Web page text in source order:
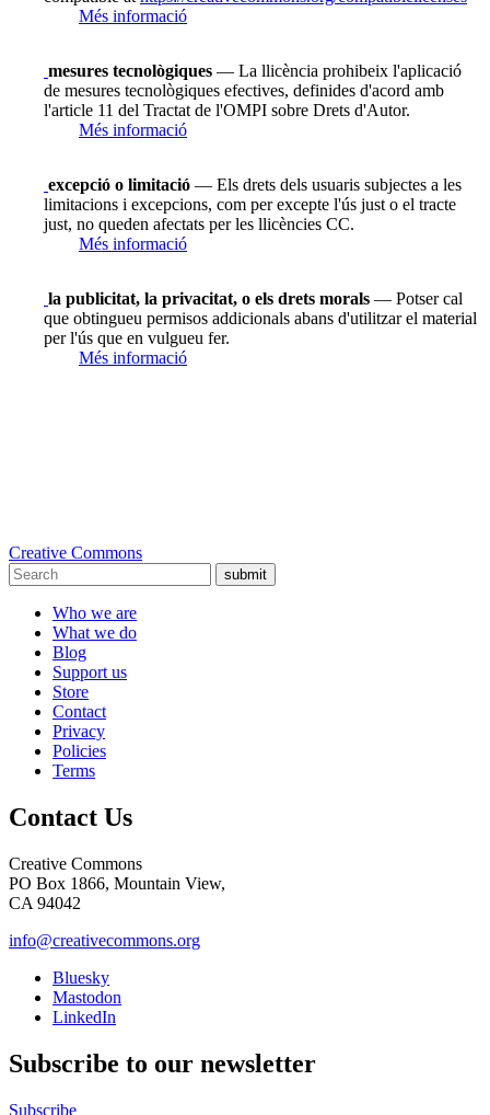
Més informació
mesures tecnològiques — La llicència prohibeix l'aplicació
de mesures tecnològiques efectives, definides d'acord amb
l'article 11 del Tractat de l'OMPI sobre Drets d'Autor.
Més informació
excepció o limitació — Els drets dels usuaris subjectes a les
limitacions i excepcions, com per excepte l'ús just o el tracte
just, no queden afectats per les llicències CC.
Més informació
la publicitat, la privacitat, o els drets morals — Potser cal
que obtingueu permisos addicionals abans d'utilitzar el material
per l'ús que en vulgueu fer.
Més informació
Creative Commons
submit
Who we are
What we do
Blog
Support us
Store
Contact
Privacy
Policies
Terms
Contact Us
Creative Commons
PO Box 1866, Mountain View,
CA 94042
info@creativecommons.org
Bluesky
Mastodon
LinkedIn
Subscribe to our newsletter
Subscribe